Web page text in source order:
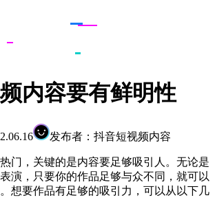
内容要有鲜明性
发布者：抖音短视频内容
，关键的是内容要足够吸引人。无论是
演，只要你的作品足够与众不同，就可以
想要作品有足够的吸引力，可以从以下几